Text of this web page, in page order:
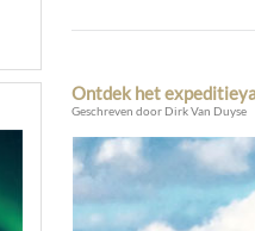
Ontdek het
Geschreven door Dirk Van Duyse